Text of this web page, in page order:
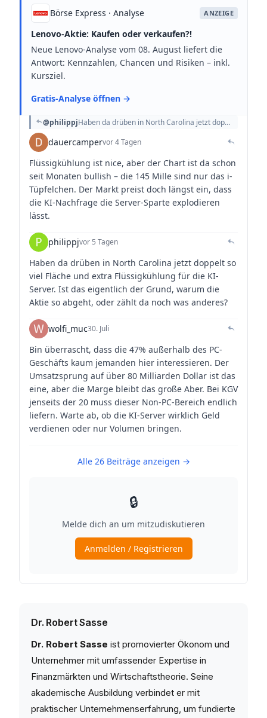
Dr. Robert Sasse
Dr. Robert Sasse ist promovierter Ökonom und
Unternehmer mit umfassender Expertise in
Finanzmärkten und Wirtschaftstheorie. Seine
akademische Ausbildung verbindet er mit
praktischer Unternehmenserfahrung, um fundierte